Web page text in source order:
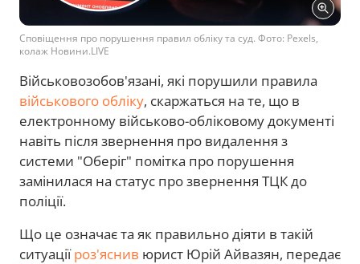
Сповіщення про порушення правил обліку та суд. Фото: Pexels,
колаж Новини.LIVE
Військовозобов'язані, які порушили правила
військового обліку, скаржаться на те, що в
електронному військово-обліковому документі
навіть після звернення про видалення з
системи "Оберіг" помітка про порушення
замінилася на статус про звернення ТЦК до
поліції.
Що це означає та як правильно діяти в такій
ситуаціїроз'яснив юрист Юрій Айвазян, передає